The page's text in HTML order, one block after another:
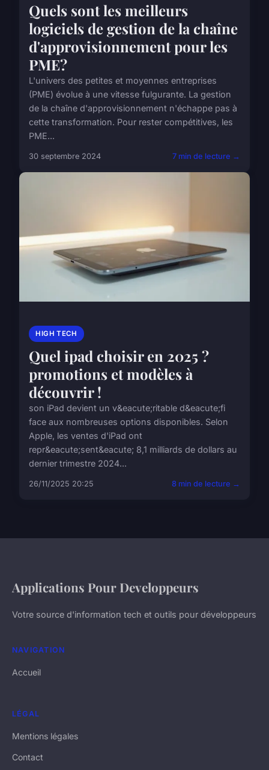
Quels sont les meilleurs
logiciels de gestion de la chaîne
d'approvisionnement pour les
PME?
L'univers des petites et moyennes entreprises
(PME) évolue à une vitesse fulgurante. La gestion
de la chaîne d'approvisionnement n'échappe pas à
cette transformation. Pour rester compétitives, les
PME...
30 septembre 2024 7 min de lecture →
HIGH TECH
Quel ipad choisir en 2025 ?
promotions et modèles à
découvrir !
son iPad devient un v&eacute;ritable d&eacute;fi
face aux nombreuses options disponibles. Selon
Apple, les ventes d'iPad ont
repr&eacute;sent&eacute; 8,1 milliards de dollars au
dernier trimestre 2024...
26/11/2025 20:25 8 min de lecture →
Applications Pour Developpeurs
Votre source d'information tech et outils pour développeurs
NAVIGATION
Accueil
LÉGAL
Mentions légales
Contact